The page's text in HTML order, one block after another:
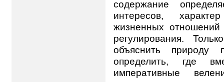
содержание
интересов,
жизненных
регулирования.
объяснить природу
определить, где
императивные